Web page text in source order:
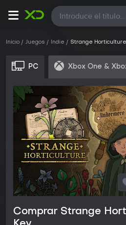
Todas
Inicio Juegos Indie Strange Horticulture
PC Xbox One &
Comprar Strange